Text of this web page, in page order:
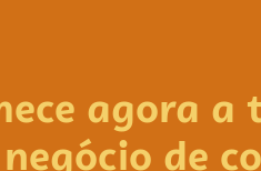
agora
de